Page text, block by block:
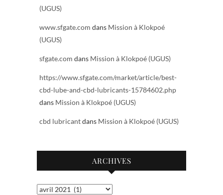
(UGUS)
www.sfgate.com dans Mission à Klokpoé
(UGUS)
sfgate.com dans Mission à Klokpoé (UGUS)
https://www.sfgate.com/market/article/best-
cbd-lube-and-cbd-lubricants-15784602.php
dans Mission à Klokpoé (UGUS)
cbd lubricantdans Mission à Klokpoé (UGUS)
ARCHIVES
Archives